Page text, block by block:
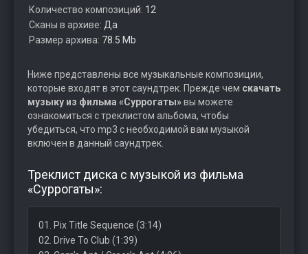
Количество композиций: 12
Сканы в архиве: Да
Размер архива: 78.5 Mb
Ниже представлены все музыкальные композиции,
которые входят в этот саундтрек. Прежде чем скачать
музыку из фильма «Суррогаты»вы можете
ознакомиться с треклистом альбома, чтобы
убедиться, что mp3 с необходимой вам музыкой
включен в данный саундтрек.
Треклист диска с музыкой из фильма
«Суррогаты»:
01. Pix Title Sequence (3:14)
02. Drive To Club (1:39)